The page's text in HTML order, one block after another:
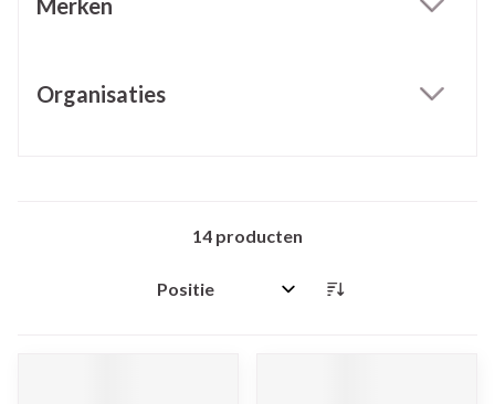
Merken
Organisaties
14 producten
Sorteer op: